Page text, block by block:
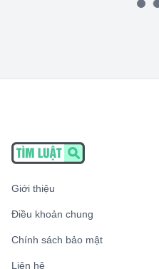
Giới thiệu
Điều khoản chung
Chính sách bảo mật
Liên hệ